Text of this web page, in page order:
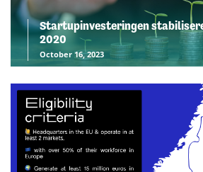
Startupinvesteringen
2020
October 16, 2023